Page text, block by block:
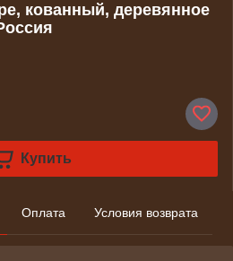
кованный, деревянное
Купить
Оплата Условия возврата